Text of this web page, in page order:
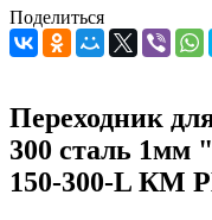
Поделиться
Переходник
300 сталь
150-300-L КМ